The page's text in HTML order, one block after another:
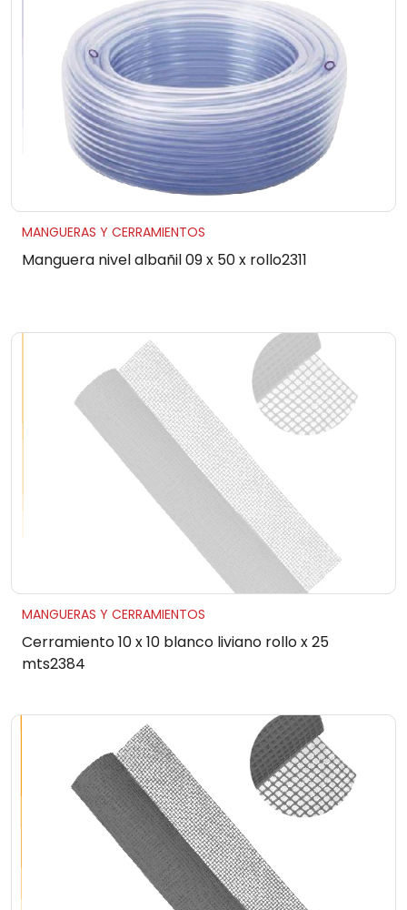
MANGUERAS Y CERRAMIENTOS
Manguera nivel albañil 09 x 50 x rollo2311
MANGUERAS Y CERRAMIENTOS
Cerramiento 10 x 10 blanco liviano rollo x 25
mts2384